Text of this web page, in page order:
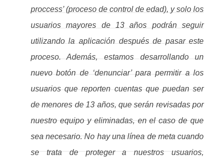
proccess’ (proceso de control de edad), y solo los
usuarios mayores de 13 años podrán seguir
utilizando la aplicación después de pasar este
proceso. Además, estamos desarrollando un
nuevo botón de ‘denunciar’ para permitir a los
usuarios que reporten cuentas que puedan ser
de menores de 13 años, que serán revisadas por
nuestro equipo y eliminadas, en el caso de que
sea necesario. No hay una línea de meta cuando
se trata de proteger a nuestros usuarios,